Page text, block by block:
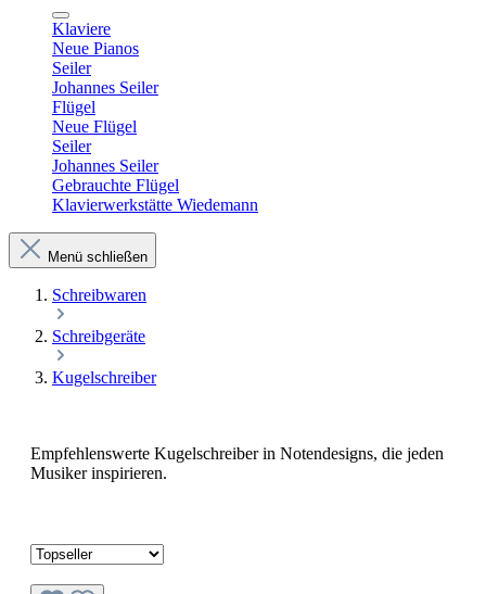
Klaviere
Neue Pianos
Seiler
Johannes Seiler
Flügel
Neue Flügel
Seiler
Johannes Seiler
Gebrauchte Flügel
Klavierwerkstätte Wiedemann
Menü schließen
Schreibwaren
Schreibgeräte
Kugelschreiber
Empfehlenswerte Kugelschreiber in Notendesigns, die jeden
Musiker inspirieren.